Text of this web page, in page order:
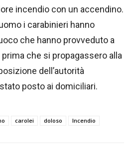
incendio con un accendino.
i carabinieri hanno
che hanno provveduto a
che si propagassero alla
dell’autorità
posto ai domiciliari.
carolei doloso Incendio